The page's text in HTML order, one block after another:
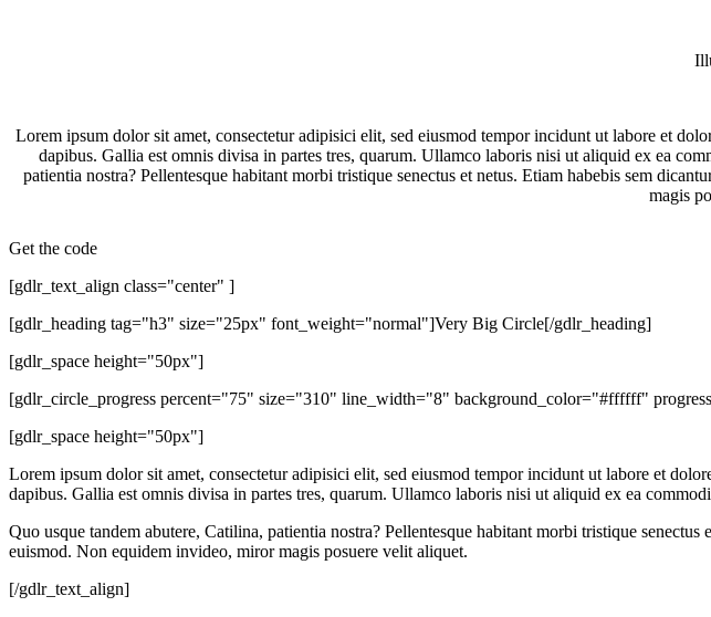
Lorem ipsum dolor sit amet, consectetur adipisici elit, sed eiusmod tempor incidunt ut labore et
dapibus. Gallia est omnis divisa in partes tres, quarum. Ullamco laboris nisi ut aliquid ex ea
patientia nostra? Pellentesque habitant morbi tristique senectus et netus. Etiam habebis sem
magis
Get the code
[gdlr_text_align class="center" ]
[gdlr_heading tag="h3" size="25px" font_weight="normal"]Very Big Circle[/gdlr_heading]
[gdlr_space height="50px"]
[gdlr_circle_progress percent="75" size="310" line_width="8" background_color="#ffffff"
[gdlr_space height="50px"]
Lorem ipsum dolor sit amet, consectetur adipisici elit, sed eiusmod tempor incidunt ut labore et
dapibus. Gallia est omnis divisa in partes tres, quarum. Ullamco laboris nisi ut aliquid ex ea
Quo usque tandem abutere, Catilina, patientia nostra? Pellentesque habitant morbi tristique
euismod. Non equidem invideo, miror magis posuere velit aliquet.
[/gdlr_text_align]